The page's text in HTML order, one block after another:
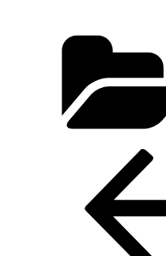
Beitragsnavigation